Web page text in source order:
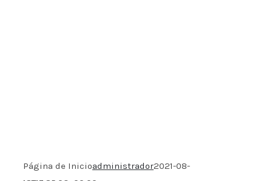
Página de Inicioadministrador2021-08-